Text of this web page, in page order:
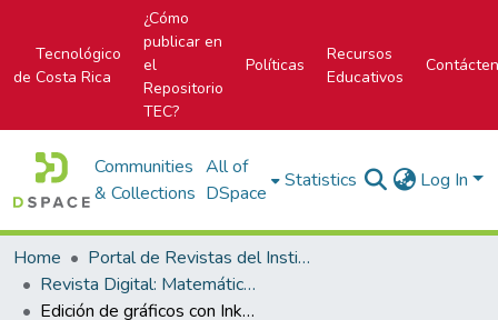
Tecnológico
de Costa Rica
¿Cómo
publicar en
el
Repositorio
TEC?
Políticas
Recursos
Educativos
Communities
& Collections
All of
DSpace
Statistics Log In
Home
Portal de Revistas del Instituto Tecnológico de Costa Rica
Revista Digital: Matemática, Educación e Internet
Edición de gráficos con Inkscape y Gimp